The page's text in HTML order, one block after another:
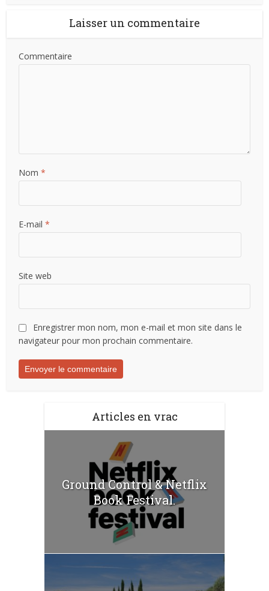
Laisser un commentaire
Commentaire
Nom*
E-mail*
Site web
Enregistrer mon nom, mon e-mail et mon site dans le
navigateur pour mon prochain commentaire.
Articles en vrac
Ground Control & Netflix
Book Festival.